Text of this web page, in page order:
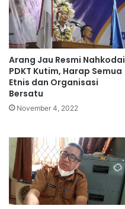
Arang Jau Resmi Nahkodai
PDKT Kutim, Harap Semua
Etnis dan Organisasi
Bersatu
November 4, 2022